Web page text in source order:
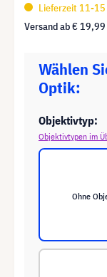
Lieferzeit 11-
Versand ab€ 19,99
Wählen
Optik:
Objektivtyp:
Objektivtypen im
Ohne